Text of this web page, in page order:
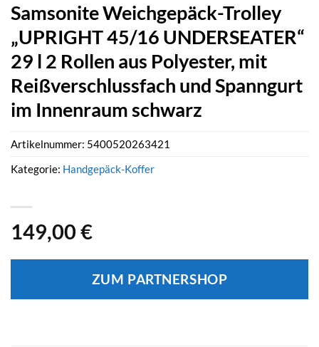
Samsonite Weichgepäck-Trolley
„UPRIGHT 45/16 UNDERSEATER“
29 l 2 Rollen aus Polyester, mit
Reißverschlussfach und Spanngurt
im Innenraum schwarz
149,00 €
ZUM PARTNERSHOP
Artikelnummer: 5400520263421
Kategorie: Handgepäck-Koffer